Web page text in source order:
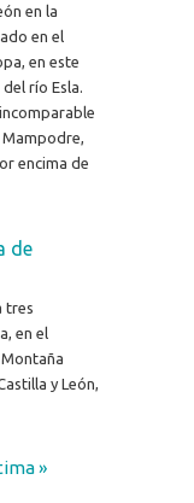
en la
en el
en este
río Esla.
Mampodre,
encima de
de
tres
en el
y León,
»